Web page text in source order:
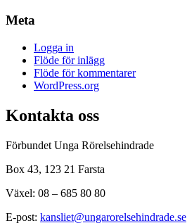
Meta
Logga in
Flöde för inlägg
Flöde för kommentarer
WordPress.org
Kontakta oss
Förbundet Unga Rörelsehindrade
Box 43, 123 21 Farsta
Växel: 08 – 685 80 80
E-post: kansliet@ungarorelsehindrade.se